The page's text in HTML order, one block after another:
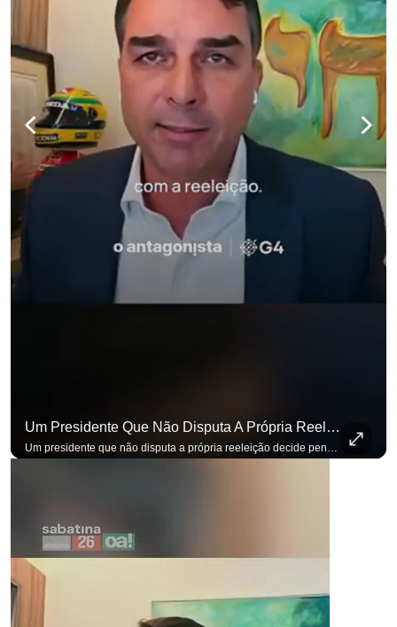
Um Presidente Que Não Disputa A Própria Reeleição Decide Pensando Em Quem Vem Depois.
Um presidente que não disputa a própria reeleição decide pensando em quem vem depois. Foi assim que Flávio Bolsonaro defendeu a PEC do fim da reeleição, primeira das medidas que citou para o ambiente de negócios. Se você busca informação com credibilidade, inscreva-se agora e ative o